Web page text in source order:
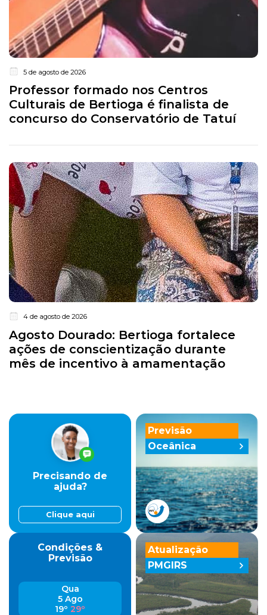
5 de agosto de 2026
Professor formado nos Centros
Culturais de Bertioga é finalista de
concurso do Conservatório de Tatuí
4 de agosto de 2026
Agosto Dourado: Bertioga fortalece
ações de conscientização durante
mês de incentivo à amamentação
Previsão
Oceânica
Precisando de
ajuda?
Clique aqui
Condições &
Previsão
Qua
5 Ago
19º 29º
Atualização
PMGIRS